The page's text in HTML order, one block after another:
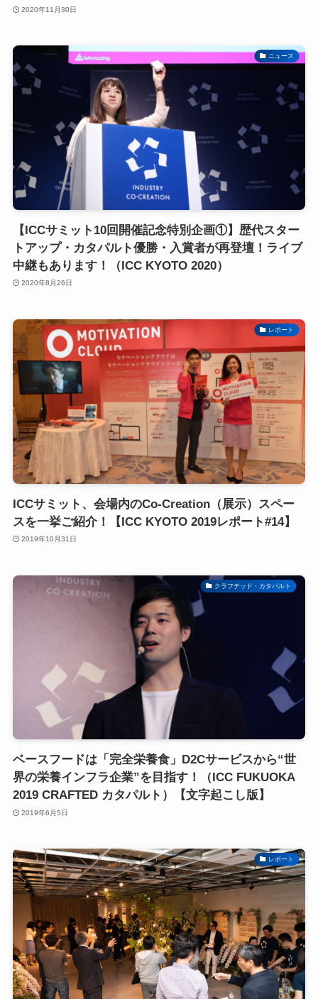
2020年11月30日
ニュース
【ICCサミット10回開催記念特別企画①】歴代スター
トアップ・カタパルト優勝・入賞者が再登壇！ライブ
中継もあります！（ICC KYOTO 2020）
2020年8月26日
レポート
ICCサミット、会場内のCo-Creation（展示）スペー
スを一挙ご紹介！【ICC KYOTO 2019レポート#14】
2019年10月31日
クラフテッド・カタパルト
ベースフードは「完全栄養食」D2Cサービスから“世
界の栄養インフラ企業”を目指す！（ICC FUKUOKA
2019 CRAFTED カタパルト）【文字起こし版】
2019年6月5日
レポート